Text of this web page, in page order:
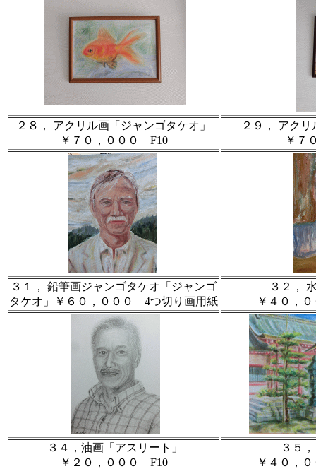
２８， アクリル画「ジャンゴタケオ」
￥７０，０００ F10
２９， アク
￥７
３１， 鉛筆画ジャンゴタケオ「ジャンゴ
タケオ」￥６０，０００ 4つ切り画用紙
３２，
￥４０，
３４，油画「アスリート」
￥２０，０００ F10
３５
￥４０，